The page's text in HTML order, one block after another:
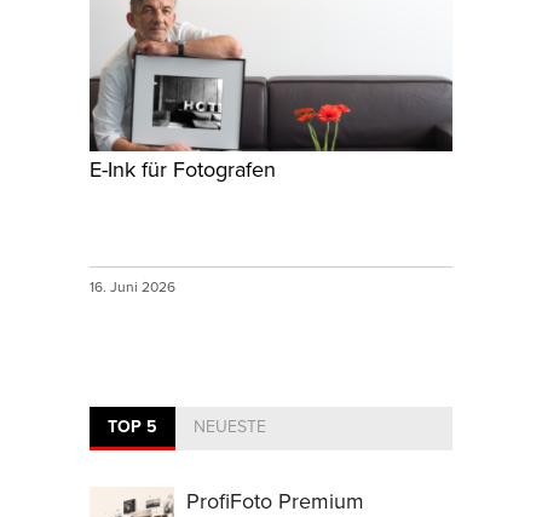
E-Ink für Fotografen
16. Juni 2026
TOP 5 NEUESTE
ProfiFoto Premium